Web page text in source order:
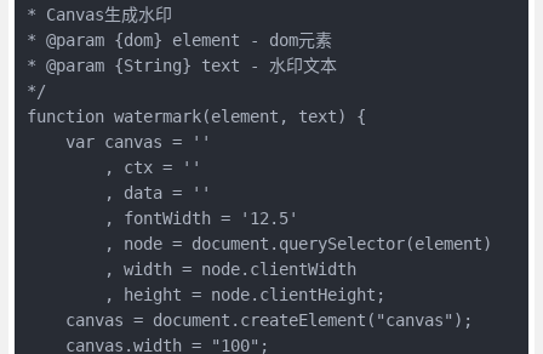
* Canvas生成水印
* @param {dom} element - dom元素
* @param {String} text - 水印文本
*/
function watermark(element, text) {
    var canvas = ''
        , ctx = ''
        , data = ''
        , fontWidth = '12.5'
        , node = document.querySelector(element)
        , width = node.clientWidth
        , height = node.clientHeight;
    canvas = document.createElement("canvas");
    canvas.width = "100";